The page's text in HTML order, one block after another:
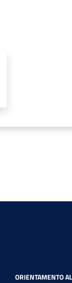
ORIENTAMENTO